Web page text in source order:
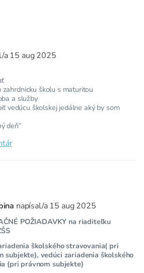
a 15 aug 2025
školu s maturitou
a služby
vedúcu školskej jedálne aký by som
deň“
napísal/a 15 aug 2025
POŽIADAVKY na riaditeľku
školského stravovania( pri
subjekte), vedúci zariadenia školského
(pri právnom subjekte)